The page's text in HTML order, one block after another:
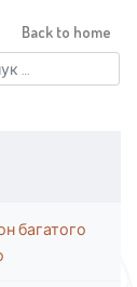
Back to home
багатого